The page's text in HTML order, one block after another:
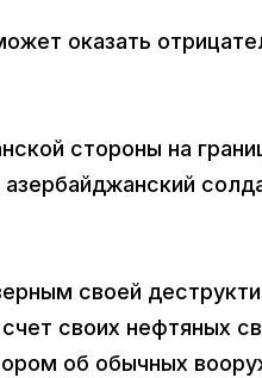
оказать
стороны на
своей
своих нефтяных
об обычных